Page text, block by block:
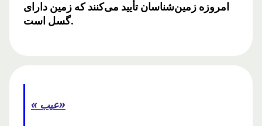
امروزه زمین‌شناسان تأیید می‌کنند که زمین دارای
گسل است.
« عیب»